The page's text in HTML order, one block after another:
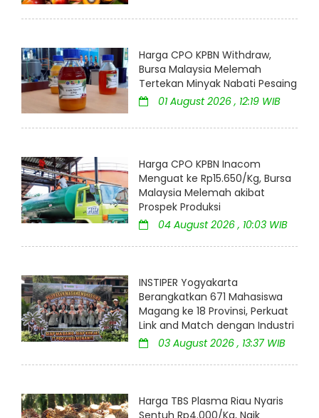
Harga CPO KPBN Withdraw,
Bursa Malaysia Melemah
Tertekan Minyak Nabati Pesaing
01 August 2026 , 12:19 WIB
Harga CPO KPBN Inacom
Menguat ke Rp15.650/Kg, Bursa
Malaysia Melemah akibat
Prospek Produksi
04 August 2026 , 10:03 WIB
INSTIPER Yogyakarta
Berangkatkan 671 Mahasiswa
Magang ke 18 Provinsi, Perkuat
Link and Match dengan Industri
03 August 2026 , 13:37 WIB
Harga TBS Plasma Riau Nyaris